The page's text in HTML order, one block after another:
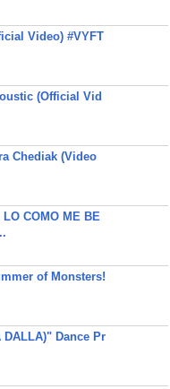
Video) #VYFT
(Official Vid
Chediak (Video
COMO ME BE
of Monsters!
DALLA)" Dance Pr